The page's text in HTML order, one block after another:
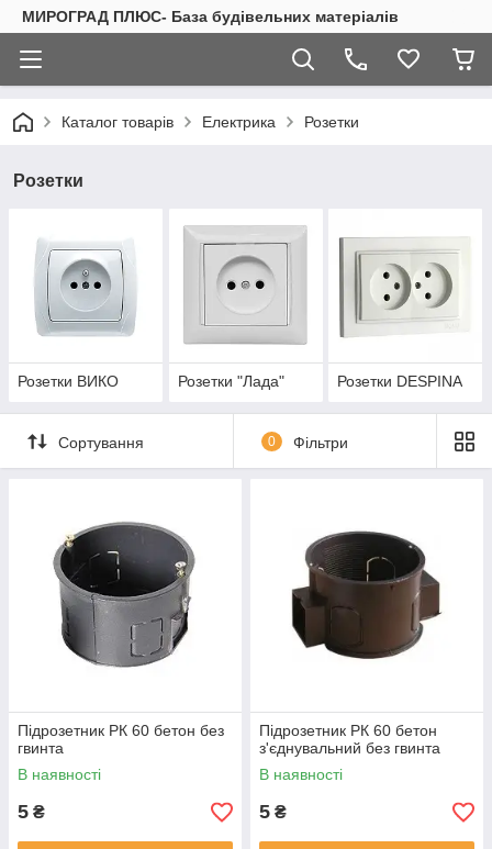
МИРОГРАД ПЛЮС- База будівельних матеріалів
Каталог товарів Електрика Розетки
Розетки
Розетки ВИКО Розетки "Лада" Розетки DESPINA
Сортування 0 Фільтри
Підрозетник РК 60 бетон без
гвинта
В наявності
5 ₴
Підрозетник РК 60 бетон
з'єднувальний без гвинта
В наявності
5 ₴